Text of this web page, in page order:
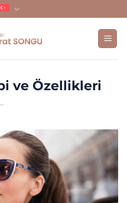
ve Özellikleri